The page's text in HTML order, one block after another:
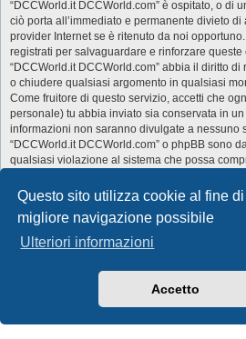
Questo sito utilizza cookie al fine
migliore navigazione possibile
Ulteriori informazioni
Accetto
“DCCWorld.it DCCWorld.com” è ospitato, o di
ciò porta all’immediato e permanente divieto
provider Internet se è ritenuto da noi
registrati per salvaguardare e rinforzare queste
“DCCWorld.it DCCWorld.com” abbia il diritto
o chiudere qualsiasi argomento in qualsiasi
Come fruitore di questo servizio, accetti che
personale) tu abbia inviato sia conservata in
informazioni non saranno divulgate a nessuno
“DCCWorld.it DCCWorld.com” o phpBB sono
qualsiasi violazione al sistema che possa
Indice Cancella
Style Developer by ©
Creato daphpBB
Privacy|Condizioni